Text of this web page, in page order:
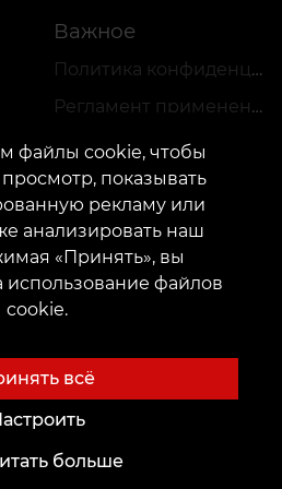
Важное
Политика конфиденциальности
Регламент применения скидок и VEAN COINS
customers@vean-tattoo.ee
complaints@vean-tattoo.com
и обслуживается VEAN
файлы cookie, чтобы
показывать
рекламу или
анализировать наш
«Принять», вы
использование файлов
cookie.
всё
больше